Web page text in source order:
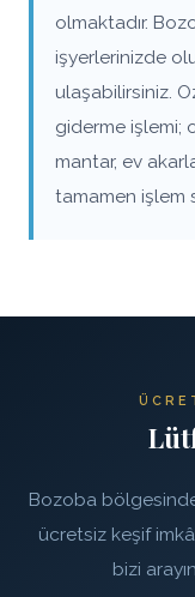
olmaktadır.
işyerlerinizde
ulaşabilirsiniz.
giderme işlemi;
mantar, ev
tamamen işlem
Bozoba
ücretsiz keşif
bizi